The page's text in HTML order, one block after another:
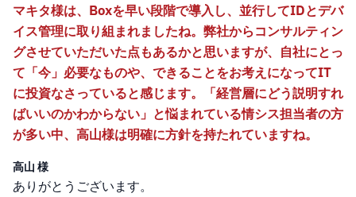
マキタ様は、Boxを早い段階で導入し、並行してIDとデバ
イス管理に取り組まれましたね。弊社からコンサルティン
グさせていただいた点もあるかと思いますが、自社にとっ
て「今」必要なものや、できることをお考えになってIT
に投資なさっていると感じます。「経営層にどう説明すれ
ばいいのかわからない」と悩まれている情シス担当者の方
が多い中、高山様は明確に方針を持たれていますね。
高山 様
ありがとうございます。